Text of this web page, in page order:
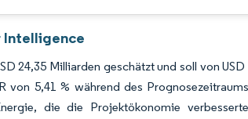
Intelligence
24,35 Milliarden geschätzt und soll von
5,41 % während des
die die Projektökonomie